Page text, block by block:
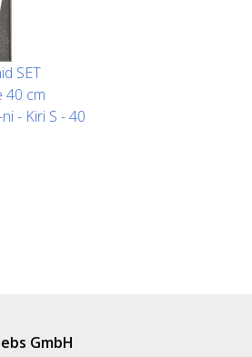
SET
40 cm
- Kiri S - 40
GmbH